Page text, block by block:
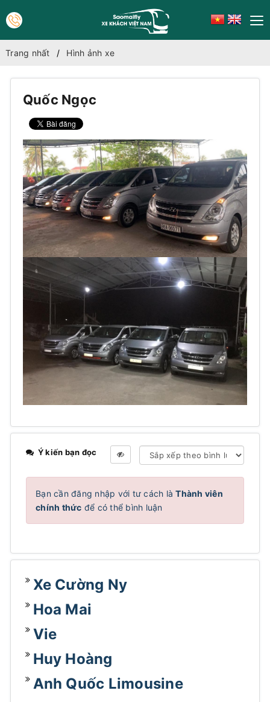
Trang nhất Hình ảnh xe
Quốc Ngọc
Ý kiến bạn đọc
Bạn cần đăng nhập với tư cách làThành viên
chính thức để có thể bình luận
Xe Cường Ny
Hoa Mai
Vie
Huy Hoàng
Anh Quốc Limousine